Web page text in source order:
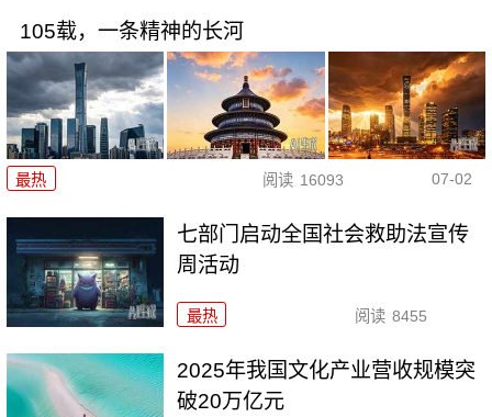
105载，一条精神的长河
最热 阅读 16093 07-02
七部门启动全国社会救助法宣传
周活动
最热 阅读 8455
2025年我国文化产业营收规模突
破20万亿元